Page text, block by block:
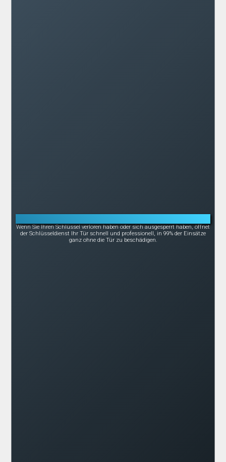
Wenn Sie Ihren Schlüssel verloren haben oder sich ausgesperrt haben, öffnet
der Schlüsseldienst Ihr Tür schnell und professionell, in 99% der Einsätze
ganz ohne die Tür zu beschädigen.